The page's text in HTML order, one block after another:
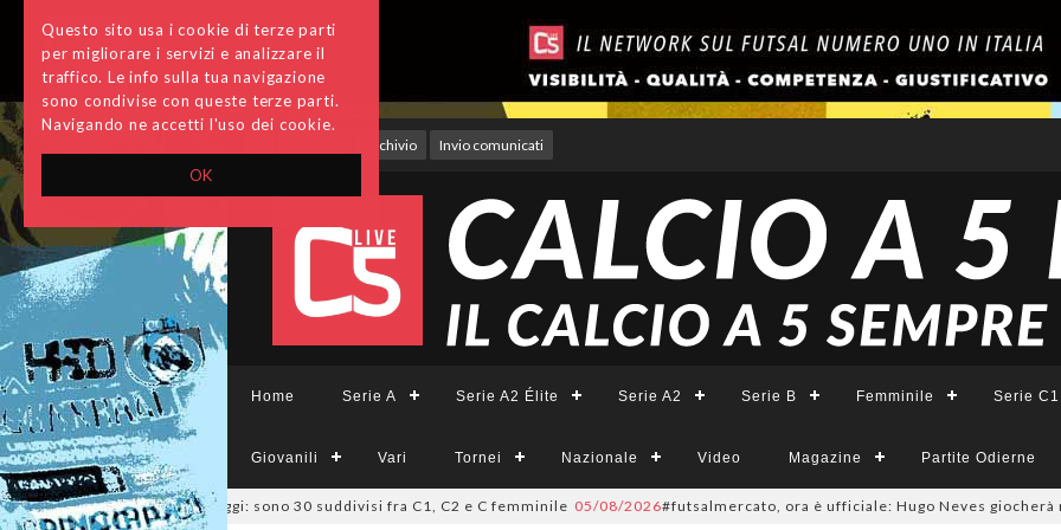
OK
Questo sito usa i cookie di terze parti
per migliorare i servizi e analizzare il
traffico. Le info sulla tua navigazione
sono condivise con queste terze parti.
Navigando ne accetti l'uso dei cookie.
Archivio Invio comunicati
Home Serie A Serie A2 Élite Serie A2 Serie B Femminile Serie C1
Giovanili Vari Tornei Nazionale Video Magazine Partite Odierne
deliberati i ripescaggi: sono 30 suddivisi fra C1, C2 e C femminile 05/08/2026#futsalmercato, ora è ufficiale: Hugo Neves giocherà nel